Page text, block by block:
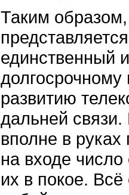
Таким
единственный
долгосрочному
развитию
дальней связи.
вполне в руках
на входе число
их в покое.